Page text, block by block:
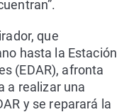
que
hasta la Estación
(EDAR), afronta
a realizar una
y se reparará la